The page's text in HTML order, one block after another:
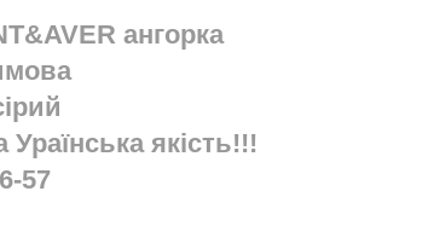
ангорка
якість!!!
57